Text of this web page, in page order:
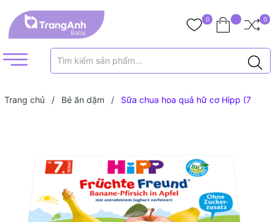
0 0
Trang chủ / Bé ăn dặm /
Sữa chua hoa quả hữ cơ Hipp (7